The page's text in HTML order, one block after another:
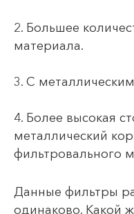
2. Большее
материала.
3. С
4. Более высокая
металлический
фильтровального
Данные фильтры
одинаково. Какой